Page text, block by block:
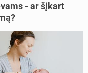
- ar šįkart